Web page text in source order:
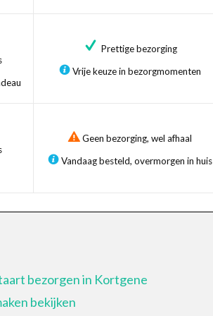
Prettige bezorging
Vrije keuze in bezorgmomenten
Geen bezorging, wel afhaal
Vandaag besteld, overmorgen in huis
bezorgen in Kortgene
bekijken